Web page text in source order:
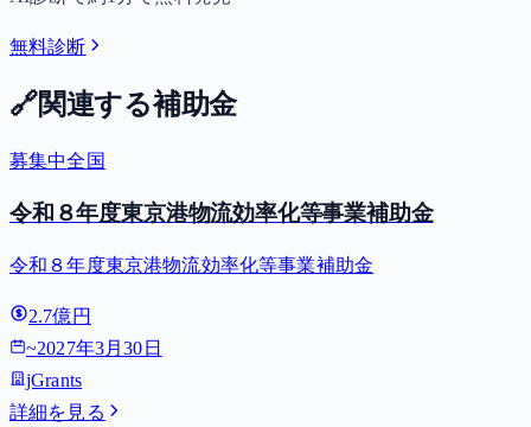
無料診断
🔗関連する補助金
募集中全国
令和８年度東京港物流効率化等事業補助金
令和８年度東京港物流効率化等事業補助金
2.7億円
~2027年3月30日
jGrants
詳細を見る